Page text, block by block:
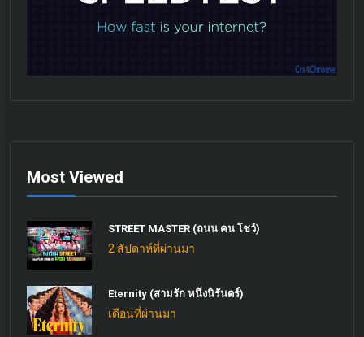
Most Viewed
STREET MASTER (ถนน คน โชว์)
2 สัปดาห์ที่ผ่านมา
Eternity (สามรัก หนึ่งนิรันดร์)
เดือนที่ผ่านมา